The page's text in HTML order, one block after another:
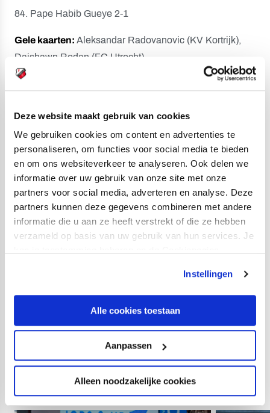
Deze website maakt gebruik van cookies
We gebruiken cookies om content en advertenties te
personaliseren, om functies voor social media te bieden
en om ons websiteverkeer te analyseren. Ook delen we
informatie over uw gebruik van onze site met onze
partners voor social media, adverteren en analyse. Deze
partners kunnen deze gegevens combineren met andere
informatie die u aan ze heeft verstrekt of die ze hebben
verzameld op basis van uw gebruik van hun services. Je
Instellingen
Alle cookies toestaan
Aanpassen
Alleen noodzakelijke cookies
84. Pape Habib Gueye 2-1
Gele kaarten: Aleksandar Radovanovic (KV Kortrijk),
Daishawn Redan (FC Utrecht).
Aleksandar Radovanovic, Kristof D’Haene; Alexandre
De Bruyn, Habib Keita, Amine Benchaib; Billal
Messaoudi, Pape Habib Gueye (85. Jebril Yaccoubi),
Dylan Mbayo (85. Luca Foubert).
Opstelling FC Utrecht:
Calvin Raatsie (46. Thijmen Nijhuis); Ruben Kluivert
(60. Mike van der Hoorn), Mark van der Maarel (33.
Rocco Robert Shein, 60. Luuk Brouwers), Davy van den
Sagnan), Sander van de Streek (60. Taylor Booth),